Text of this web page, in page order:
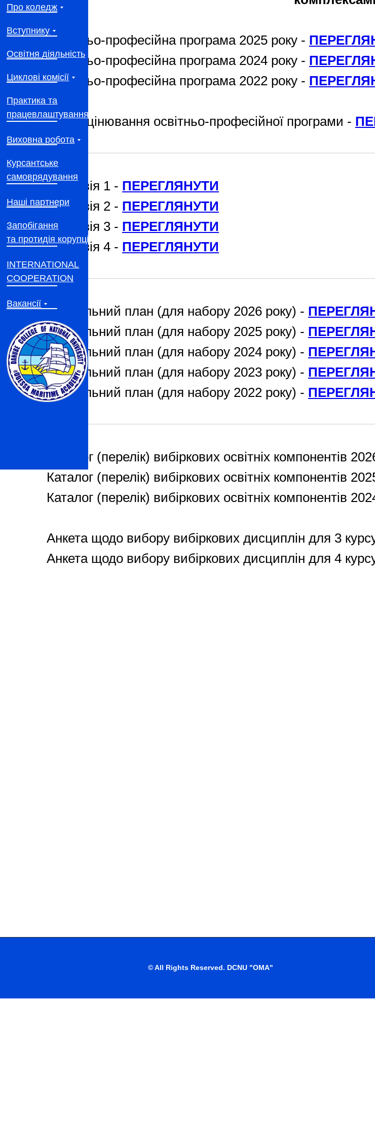
Про коледж
Вступнику
Освітня діяльність
Циклові комісії
Практика та
працевлаштування
Виховна робота
Курсантське
самоврядування
Запобігання
та протидія корупції
Наші партнери
INTERNATIONAL
COOPERATION
Вакансії
Освітньо-професійна програма 2025 року -
Освітньо-професійна програма 2024 року -
Освітньо-професійна програма 2022 року -
Самооцінювання освітньо-професійної програми -
Рецензія 1 - ПЕРЕГЛЯНУТИ
Рецензія 2 - ПЕРЕГЛЯНУТИ
Рецензія 3 - ПЕРЕГЛЯНУТИ
Рецензія 4 - ПЕРЕГЛЯНУТИ
Навчальний план (для набору 2026 року) -
Навчальний план (для набору 2025 року) -
Навчальний план (для набору 2024 року) -
Навчальний план (для набору 2023 року) -
Навчальний план (для набору 2022 року) -
Каталог (перелік) вибіркових освітніх компонентів
Каталог (перелік) вибіркових освітніх компонентів
Каталог (перелік) вибіркових освітніх компонентів
Анкета щодо вибору вибіркових дисциплін для 3
Анкета щодо вибору вибіркових дисциплін для 4
© All Rights Reserved. DCNU "OMA"